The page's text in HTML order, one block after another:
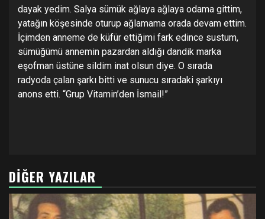
dayak yedim. Salya sümük ağlaya ağlaya odama gittim,
yatağın köşesinde oturup ağlamama orada devam ettim.
İçimden anneme de küfür ettiğimi fark edince sustum,
sümüğümü annemin pazardan aldığı dandik marka
eşofman üstüne sildim inat olsun diye. O sırada
radyoda çalan şarkı bitti ve sunucu sıradaki şarkıyı
anons etti. “Grup Vitamin’den İsmail!”
DIĞER YAZILAR